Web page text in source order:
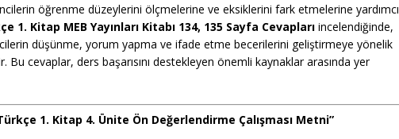
öğrenme düzeylerini ölçmelerine ve eksiklerini fark etmelerine yardımcı
1. Kitap MEB Yayınları Kitabı 134, 135 Sayfa Cevapları incelendiğinde,
düşünme, yorum yapma ve ifade etme becerilerini geliştirmeye yönelik
Bu cevaplar, ders başarısını destekleyen önemli kaynaklar arasında yer
Türkçe 1. Kitap 4. Ünite Ön Değerlendirme Çalışması Metni”